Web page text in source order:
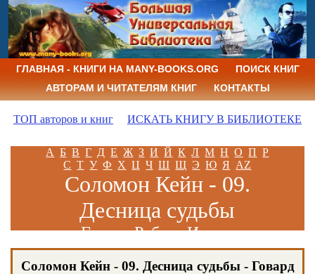
ГЛАВНАЯ - КНИГИ НА MANY-BOOKS.ORG
ПОИСК КНИГ
АВТОРАМ И ЧИТАТЕЛЯМ КНИГ
КОНТАКТЫ
ТОП авторов и книг ИСКАТЬ КНИГУ В БИБЛИОТЕКЕ
А Б В Г Д Е Ж З И Й К Л М Н О П Р
С Т У Ф Х Ц Ч Ш Щ Э Ю Я AZ
Соломон Кейн - 09.
Десница судьбы
Говард Роберт Ирвин
Соломон Кейн - 09. Десница судьбы - Говард